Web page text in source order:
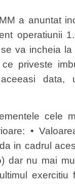
a anuntat
operatiunii
va incheia
priveste
data,
cele
•
in cadrul
dar nu mai
exercitiu